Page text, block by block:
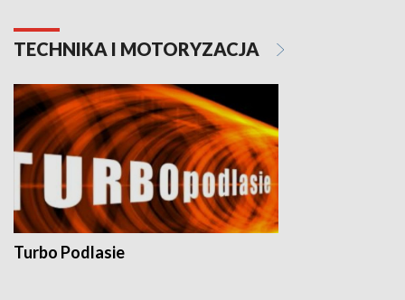
TECHNIKA I MOTORYZACJA
Turbo Podlasie